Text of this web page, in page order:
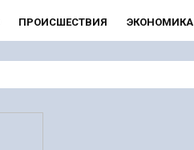
ПРОИСШЕСТВИЯ ЭКОНОМИКА